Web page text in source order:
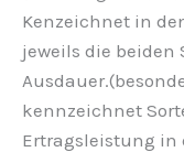
Kenzeichnet in
jeweils die beiden
kennzeichnet
Ertragsleistung in